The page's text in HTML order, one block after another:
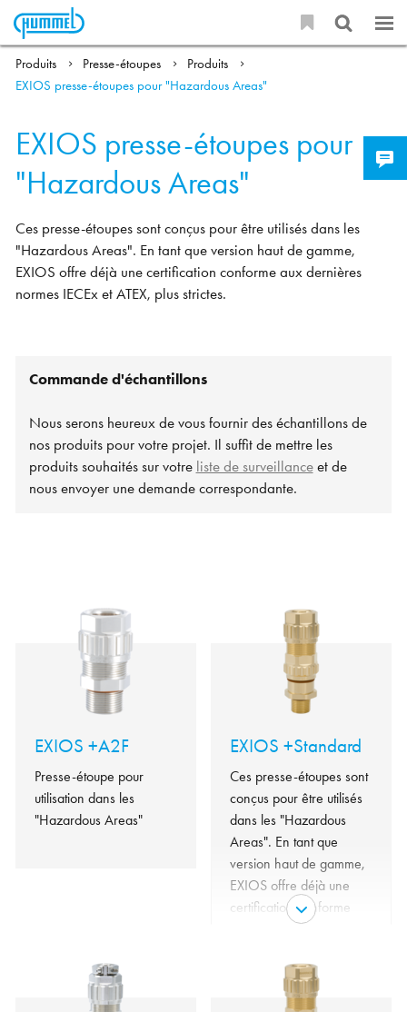
Produits Presse-étoupes
Produits
EXIOS presse-étoupes pour "Hazardous Areas"
EXIOS presse-étoupes pour
"Hazardous Areas"
Ces presse-étoupes sont conçus pour être utilisés dans les
"Hazardous Areas". En tant que version haut de gamme,
EXIOS offre déjà une certification conforme aux dernières
normes IECEx et ATEX, plus strictes.
Commande d'échantillons
Nous serons heureux de vous fournir des échantillons de
nos produits pour votre projet. Il suffit de mettre les
produits souhaités sur votre liste de surveillanceet de
nous envoyer une demande correspondante.
EXIOS +A2F
Presse-étoupe pour
utilisation dans les
"Hazardous Areas"
EXIOS +Standard
Ces presse-étoupes sont
conçus pour être utilisés
dans les "Hazardous
Areas". En tant que
version haut de gamme,
EXIOS offre déjà une
certification conforme
aux dernières normes